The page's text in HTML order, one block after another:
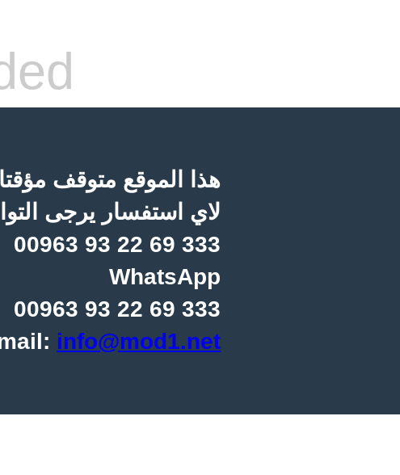
هذا الموقع متوقف مؤقتا
لاي استفسار يرجى
00963 93 22 69 333
WhatsApp
00963 93 22 69 333
info@mod1.net